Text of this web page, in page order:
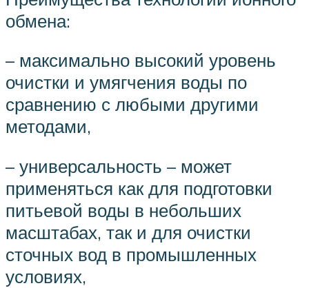
обмена:
– максимально высокий уровень
очистки и умягчения воды по
сравнению с любыми другими
методами,
– универсальность – может
применяться как для подготовки
питьевой воды в небольших
масштабах, так и для очистки
сточных вод в промышленных
условиях,